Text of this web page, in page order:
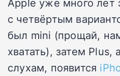
с четвёртым
был mini (прощай,
хватать), затем Plus,
слухам, появится